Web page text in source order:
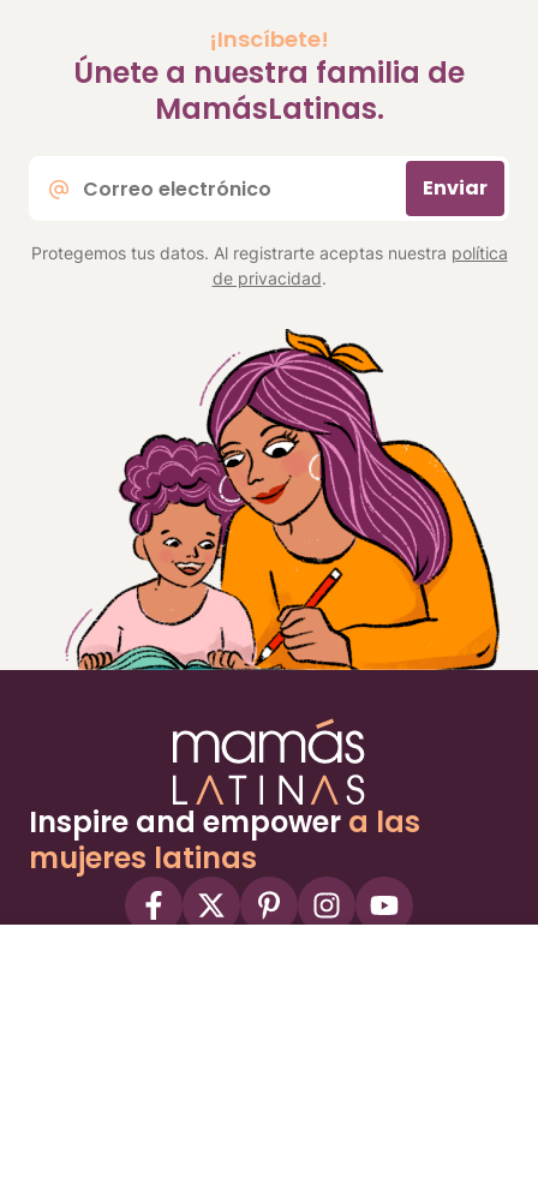
¡Inscíbete!
Únete a nuestra familia de
MamásLatinas.
electrónico
Enviar
Protegemos tus datos. Al registrarte aceptas nuestra política
de privacidad.
Inspire and empower a las
mujeres latinas